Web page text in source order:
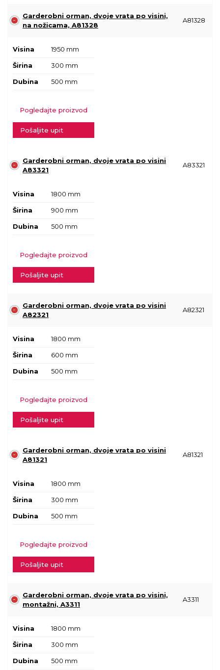
Garderobni orman, dvoje vrata po visini,
na nožicama, A81328
A81328
Visina 1950 mm
Širina 300 mm
Dubina 500 mm
Pogledajte proizvod
Pošaljite upit
Garderobni orman, dvoje vrata po visini
A83321
A83321
Visina 1800 mm
Širina 900 mm
Dubina 500 mm
Pogledajte proizvod
Pošaljite upit
Garderobni orman, dvoje vrata po visini
A82321
A82321
Visina 1800 mm
Širina 600 mm
Dubina 500 mm
Pogledajte proizvod
Pošaljite upit
Garderobni orman, dvoje vrata po visini
A81321
A81321
Visina 1800 mm
Širina 300 mm
Dubina 500 mm
Pogledajte proizvod
Pošaljite upit
Garderobni orman, dvoje vrata po visini,
montažni, A3311
A3311
Visina 1800 mm
Širina 300 mm
Dubina 500 mm